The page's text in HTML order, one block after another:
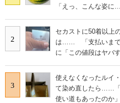
「えっ、こんな姿に
2
セカストに50着以上
は…… 「支払いまで
に「この値段はヤバす
3
使えなくなったルイ
て染め直したら……「
使い道もあったのか」